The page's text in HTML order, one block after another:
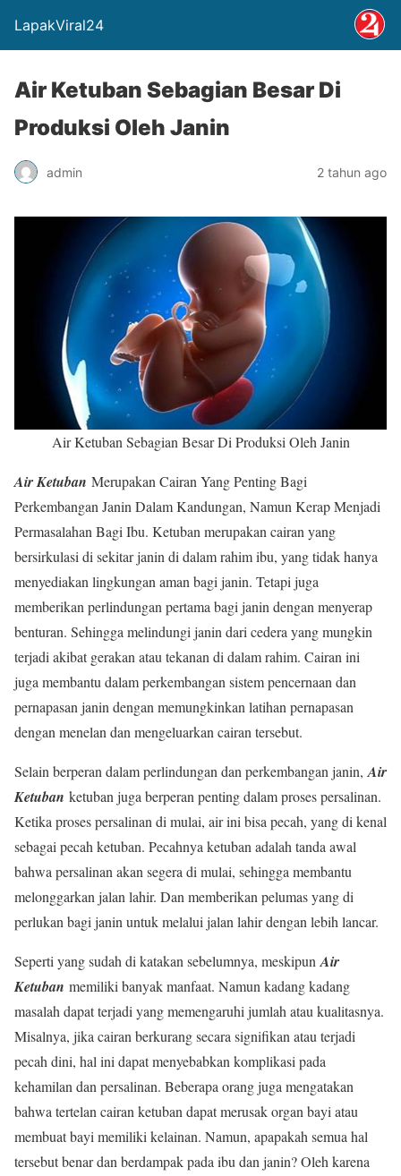
LapakViral24
Air Ketuban Sebagian Besar Di
Produksi Oleh Janin
admin 2 tahun ago
Air Ketuban Sebagian Besar Di Produksi Oleh Janin
Air Ketuban Merupakan Cairan Yang Penting Bagi
Perkembangan Janin Dalam Kandungan, Namun Kerap Menjadi
Permasalahan Bagi Ibu. Ketuban merupakan cairan yang
bersirkulasi di sekitar janin di dalam rahim ibu, yang tidak hanya
menyediakan lingkungan aman bagi janin. Tetapi juga
memberikan perlindungan pertama bagi janin dengan menyerap
benturan. Sehingga melindungi janin dari cedera yang mungkin
terjadi akibat gerakan atau tekanan di dalam rahim. Cairan ini
juga membantu dalam perkembangan sistem pencernaan dan
pernapasan janin dengan memungkinkan latihan pernapasan
dengan menelan dan mengeluarkan cairan tersebut.
Selain berperan dalam perlindungan dan perkembangan janin, Air
Ketuban ketuban juga berperan penting dalam proses persalinan.
Ketika proses persalinan di mulai, air ini bisa pecah, yang di kenal
sebagai pecah ketuban. Pecahnya ketuban adalah tanda awal
bahwa persalinan akan segera di mulai, sehingga membantu
melonggarkan jalan lahir. Dan memberikan pelumas yang di
perlukan bagi janin untuk melalui jalan lahir dengan lebih lancar.
Seperti yang sudah di katakan sebelumnya, meskipun Air
Ketuban memiliki banyak manfaat. Namun kadang kadang
masalah dapat terjadi yang memengaruhi jumlah atau kualitasnya.
Misalnya, jika cairan berkurang secara signifikan atau terjadi
pecah dini, hal ini dapat menyebabkan komplikasi pada
kehamilan dan persalinan. Beberapa orang juga mengatakan
bahwa tertelan cairan ketuban dapat merusak organ bayi atau
membuat bayi memiliki kelainan. Namun, apapakah semua hal
tersebut benar dan berdampak pada ibu dan janin? Oleh karena